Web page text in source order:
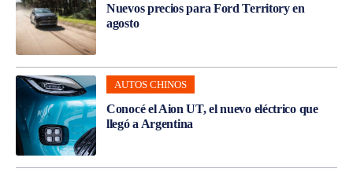
Nuevos precios para Ford Territory en
agosto
AUTOS CHINOS
Conocé el Aion UT, el nuevo eléctrico que
llegó a Argentina